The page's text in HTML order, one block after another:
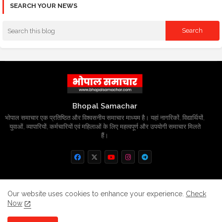
SEARCH YOUR NEWS
Bhopal Samachar
भोपाल समाचार एक प्रतिष्ठित और विश्वसनीय समाचार माध्यम है। यहां नागरिकों, विद्यार्थियों,
युवाओं, व्यापारियों, कर्मचारियों एवं महिलाओं के लिए महत्वपूर्ण और उपयोगी समाचार मिलते
हैं।
Home About Contact us
Privacy Policy
Our website uses cookies to enhance your experience. Check
Now